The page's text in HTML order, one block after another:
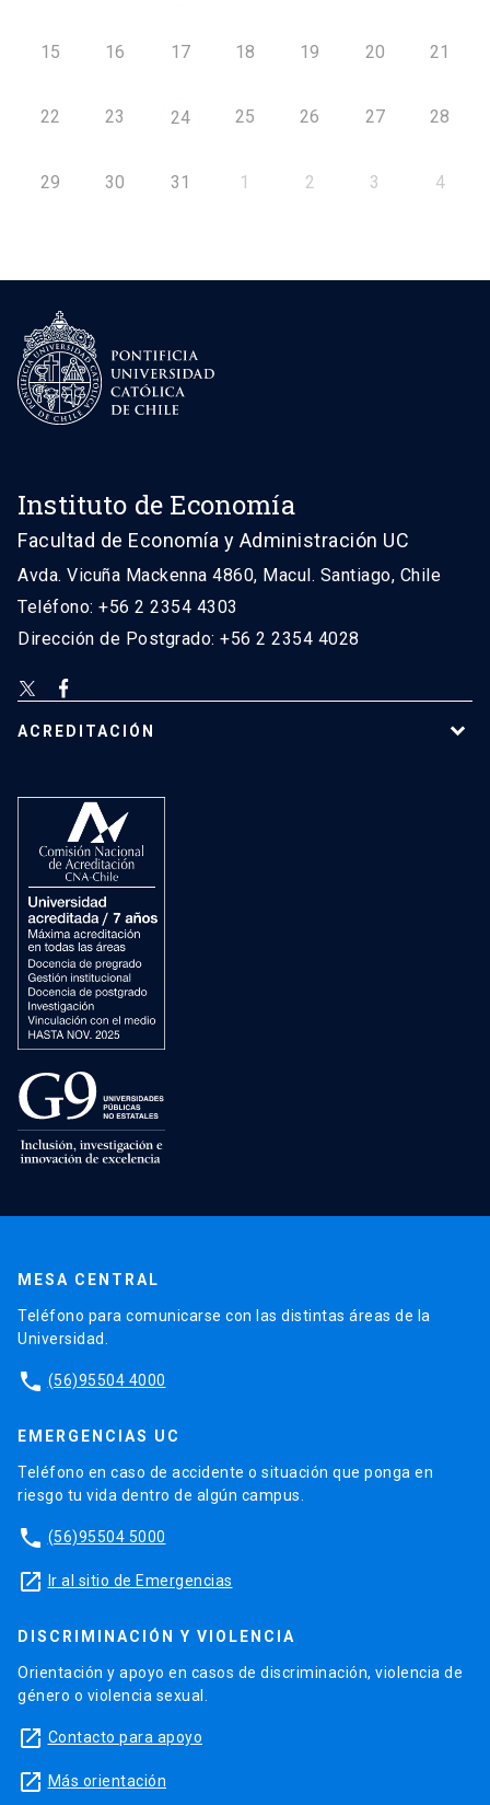
15 16 17 18 19 20 21
22 23 24 25 26 27 28
29 30 31 1 2 3 4
Instituto de Economía
Facultad de Economía y Administración UC
Avda. Vicuña Mackenna 4860, Macul. Santiago, Chile
Teléfono: +56 2 2354 4303
Dirección de Postgrado: +56 2 2354 4028
ACREDITACIÓN
MESA CENTRAL
Teléfono para comunicarse con las distintas áreas de la
Universidad.
phone (56)95504 4000
EMERGENCIAS UC
Teléfono en caso de accidente o situación que ponga en
riesgo tu vida dentro de algún campus.
phone (56)95504 5000
launch Ir al sitio de Emergencias
DISCRIMINACIÓN Y VIOLENCIA
Orientación y apoyo en casos de discriminación, violencia de
género o violencia sexual.
launch Contacto para apoyo
launch Más orientación